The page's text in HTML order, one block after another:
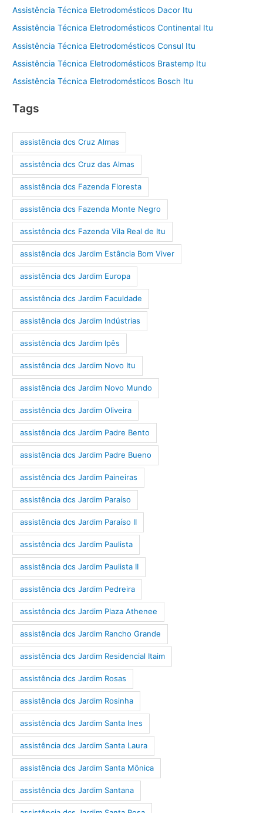
Assistência Técnica Eletrodomésticos Dacor Itu
Assistência Técnica Eletrodomésticos Continental Itu
Assistência Técnica Eletrodomésticos Consul Itu
Assistência Técnica Eletrodomésticos Brastemp Itu
Assistência Técnica Eletrodomésticos Bosch Itu
Tags
assistência dcs Cruz Almas
assistência dcs Cruz das Almas
assistência dcs Fazenda Floresta
assistência dcs Fazenda Monte Negro
assistência dcs Fazenda Vila Real de Itu
assistência dcs Jardim Estância Bom Viver
assistência dcs Jardim Europa
assistência dcs Jardim Faculdade
assistência dcs Jardim Indústrias
assistência dcs Jardim Ipês
assistência dcs Jardim Novo Itu
assistência dcs Jardim Novo Mundo
assistência dcs Jardim Oliveira
assistência dcs Jardim Padre Bento
assistência dcs Jardim Padre Bueno
assistência dcs Jardim Paineiras
assistência dcs Jardim Paraíso
assistência dcs Jardim Paraíso II
assistência dcs Jardim Paulista
assistência dcs Jardim Paulista II
assistência dcs Jardim Pedreira
assistência dcs Jardim Plaza Athenee
assistência dcs Jardim Rancho Grande
assistência dcs Jardim Residencial Itaim
assistência dcs Jardim Rosas
assistência dcs Jardim Rosinha
assistência dcs Jardim Santa Ines
assistência dcs Jardim Santa Laura
assistência dcs Jardim Santa Mônica
assistência dcs Jardim Santana